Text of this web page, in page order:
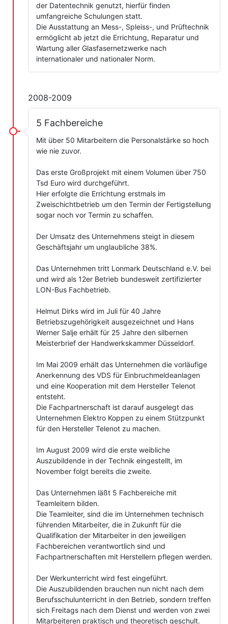
der Datentechnik genutzt, hierfür finden
umfangreiche Schulungen statt.
Die Ausstattung an Mess-, Spleiss-, und Prüftechnik
ermöglicht ab jetzt die Errichtung, Reparatur und
Wartung aller Glasfasernetzwerke nach
internationaler und nationaler Norm.
2008-2009
5 Fachbereiche
Mit über 50 Mitarbeitern die Personalstärke so hoch
wie nie zuvor.
Das erste Großprojekt mit einem Volumen über 750
Tsd Euro wird durchgeführt.
Hier erfolgte die Errichtung erstmals im
Zweischichtbetrieb um den Termin der Fertigstellung
sogar noch vor Termin zu schaffen.
Der Umsatz des Unternehmens steigt in diesem
Geschäftsjahr um unglaubliche 38%.
Das Unternehmen tritt Lonmark Deutschland e.V. bei
und wird als 12er Betrieb bundesweit zertifizierter
LON-Bus Fachbetrieb.
Helmut Dirks wird im Juli für 40 Jahre
Betriebszugehörigkeit ausgezeichnet und Hans
Werner Salje erhält für 25 Jahre den silbernen
Meisterbrief der Handwerkskammer Düsseldorf.
Im Mai 2009 erhält das Unternehmen die vorläufige
Anerkennung des VDS für Einbruchmeldeanlagen
und eine Kooperation mit dem Hersteller Telenot
entsteht.
Die Fachpartnerschaft ist darauf ausgelegt das
Unternehmen Elektro Koppen zu einem Stützpunkt
für den Hersteller Telenot zu machen.
Im August 2009 wird die erste weibliche
Auszubildende in der Technik eingestellt, im
November folgt bereits die zweite.
Das Unternehmen läßt 5 Fachbereiche mit
Teamleitern bilden.
Die Teamleiter, sind die im Unternehmen technisch
führenden Mitarbeiter, die in Zukunft für die
Qualifikation der Mitarbeiter in den jeweiligen
Fachbereichen verantwortlich sind und
Fachpartnerschaften mit Herstellern pflegen werden.
Der Werkunterricht wird fest eingeführt.
Die Auszubildenden brauchen nun nicht nach dem
Berufsschulunterricht in den Betrieb, sondern treffen
sich Freitags nach dem Dienst und werden von zwei
Mitarbeiteren praktisch und theoretisch geschult.